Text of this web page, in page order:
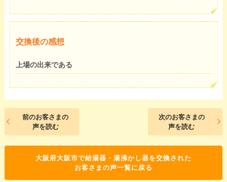
交換後の感想
上場の出来である
前のお客さまの
声を読む
次のお客さまの
声を読む
大阪府大阪市で給湯器・湯沸かし器を交換された
お客さまの声一覧に戻る